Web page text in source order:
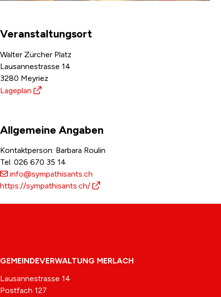
Veranstaltungsort
Walter Zürcher Platz
Lausannestrasse 14
3280 Meyriez
Lageplan
Allgemeine Angaben
Kontaktperson: Barbara Roulin
Tel. 026 670 35 14
info@sympathisants.ch
https://sympathisants.ch/
GEMEINDEVERWALTUNG MERLACH
Lausannestrasse 14
Postfach 127